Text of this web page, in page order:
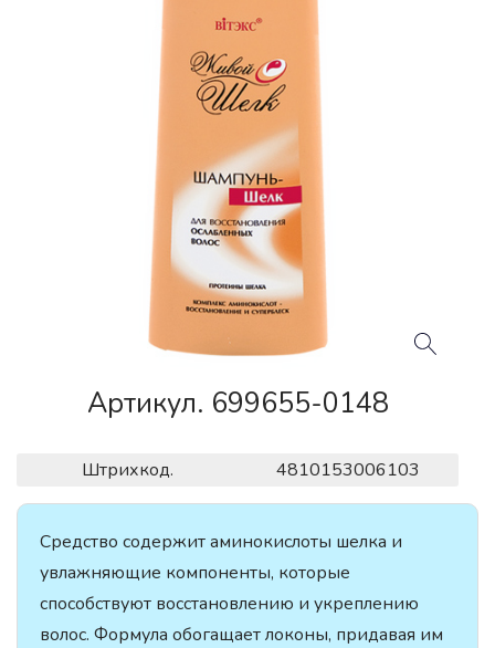
Артикул. 699655-0148
Штрихкод. 4810153006103
Средство содержит аминокислоты шелка и
увлажняющие компоненты, которые
способствуют восстановлению и укреплению
волос. Формула обогащает локоны, придавая им